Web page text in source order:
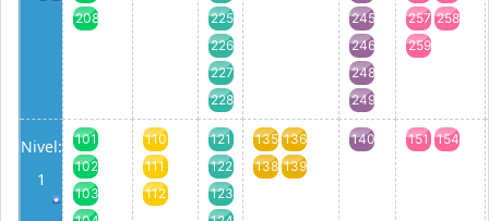
208
225
226
227
228
245
246
248
249
257 258
259
Nivel:
1
101
102
103
110
111
112
121
122
123
135 136
138 139
140 151 154